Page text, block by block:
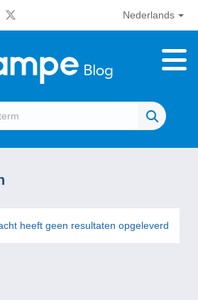
Nederlands
heeft geen resultaten opgeleverd